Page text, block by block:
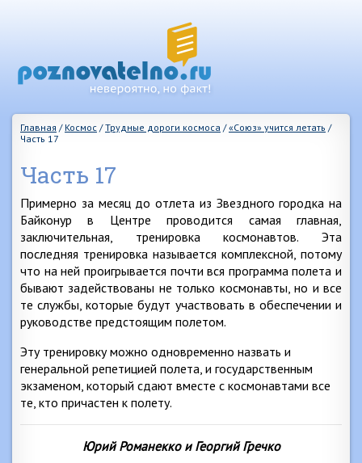
Главная / Космос /Трудные дороги космоса /«Союз» учится летать /
Часть 17
Часть 17
Примерно за месяц до отлета из Звездного городка на
Байконур в Центре проводится самая главная,
заключительная, тренировка космонавтов. Эта
последняя тренировка называется комплексной, потому
что на ней проигрывается почти вся программа полета и
бывают задействованы не только космонавты, но и все
те службы, которые будут участвовать в обеспечении и
руководстве предстоящим полетом.
Эту тренировку можно одновременно назвать и
генеральной репетицией полета, и государственным
экзаменом, который сдают вместе с космонавтами все
те, кто причастен к полету.
Юрий Романекко и Георгий Гречко